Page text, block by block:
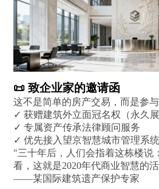
‌📜 致企业家的邀请函‌
这不是简单的房产交易，而是参
✓ 获赠建筑外立面冠名权（永久展
✓ 专属资产传承法律顾问服务
✓ 优先接入望京智慧城市管理系统
"三十年后，人们会指着这栋楼说：
看，这就是2020年代商业智慧的
——某国际建筑遗产保护专家